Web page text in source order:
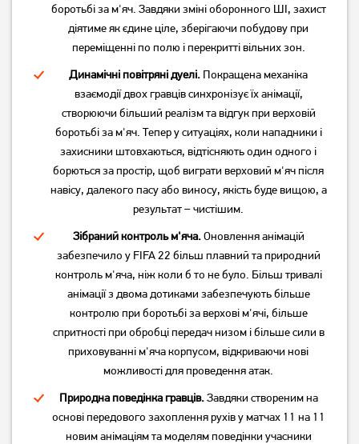
боротьбі за м'яч. Завдяки зміні оборонного ШІ, захист
діятиме як єдине ціле, зберігаючи побудову при
переміщенні по полю і перекритті вільних зон.
Динамічні повітряні дуелі. Покращена механіка
взаємодії двох гравців синхронізує їх анімації,
створюючи більший реалізм та відгук при верховій
боротьбі за м'яч. Тепер у ситуаціях, коли нападники і
захисники штовхаються, відтісняють один одного і
борються за простір, щоб виграти верховий м'яч після
навісу, далекого пасу або виносу, якість буде вищою, а
результат – чистішим.
Зібраний контроль м'яча.Оновлення анімацій
забезпечило у FIFA 22 більш плавний та природний
контроль м'яча, ніж коли б то не було. Більш тривалі
анімації з двома дотиками забезпечують більше
контролю при боротьбі за верхові м'ячі, більше
спритності при обробці передач низом і більше сили в
приховуванні м'яча корпусом, відкриваючи нові
можливості для проведення атак.
Природна поведінка гравців.Завдяки створеним на
основі передового захоплення рухів у матчах 11 на 11
новим анімаціям та моделям поведінки учасники